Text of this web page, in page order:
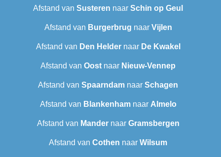
Afstand van Susteren naar Schin op Geul
Afstand van Burgerbrug naar Vijlen
Afstand van Den Heldernaar De Kwakel
Afstand van Oost naar Nieuw-Vennep
Afstand van Spaarndam naar Schagen
Afstand van Blankenhamnaar Almelo
Afstand van Mandernaar Gramsbergen
Afstand van Cothen naar Wilsum